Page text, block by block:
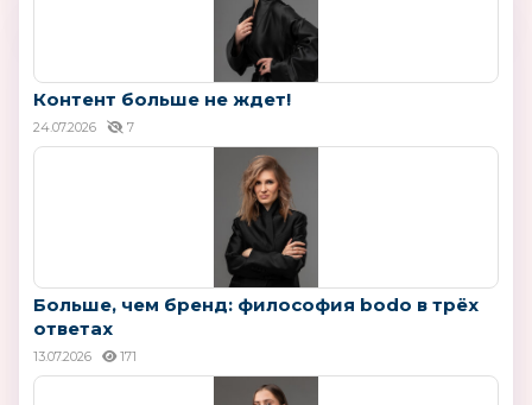
Контент больше не ждет!
24.07.2026 7
Больше, чем бренд: философия bodo в трёх
ответах
13.07.2026 171